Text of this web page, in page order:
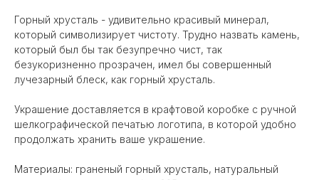
Горный хрусталь - удивительно красивый минерал,
который символизирует чистоту. Трудно назвать камень,
который был бы так безупречно чист, так
безукоризненно прозрачен, имел бы совершенный
лучезарный блеск, как горный хрусталь.
Украшение доставляется в крафтовой коробке с ручной
шелкографической печатью логотипа, в которой удобно
продолжать хранить ваше украшение.
Материалы: граненый горный хрусталь, натуральный